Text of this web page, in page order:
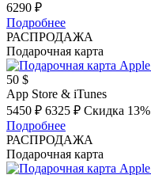
6290 ₽
Подробнее
РАСПРОДАЖА
Подарочная карта
50 $
App Store & iTunes
5450 ₽ 6325 ₽ Скидка 13%
Подробнее
РАСПРОДАЖА
Подарочная карта